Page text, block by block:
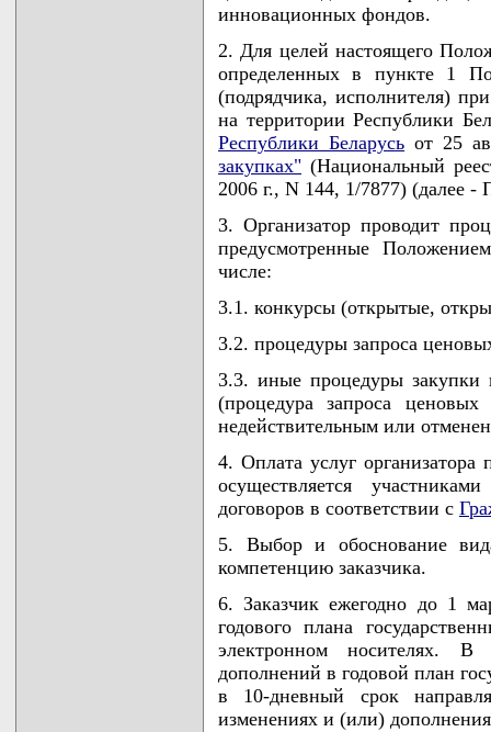
инновационных фондов.
2. Для целей настоящего
определенных в пункте 1
(подрядчика, исполнителя)
на территории Республики
Республики Беларусь от 25
закупках" (Национальный
2006 г., N 144, 1/7877) (далее
3. Организатор проводит
предусмотренные
числе:
3.1. конкурсы (открытые,
3.2. процедуры запроса
3.3. иные процедуры закупки
(процедура запроса
недействительным или
4. Оплата услуг организатора
осуществляется
договоров в соответствии с
5. Выбор и обоснование
компетенцию заказчика.
6. Заказчик ежегодно до 1
годового плана
электронном носителях.
дополнений в годовой план
в 10-дневный срок
изменениях и (или)